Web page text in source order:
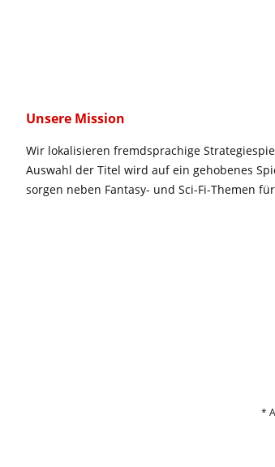
Unsere Mission
Wir lokalisieren fremdsprachige
Auswahl der Titel wird auf ein gehobenes
sorgen neben Fantasy- und Sci-Fi-Themen
*